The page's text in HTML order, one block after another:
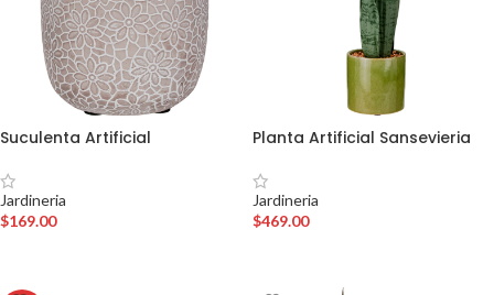
Suculenta Artificial
Jardineria
$169.00
Planta Artificial Sansevieria
Jardineria
$469.00